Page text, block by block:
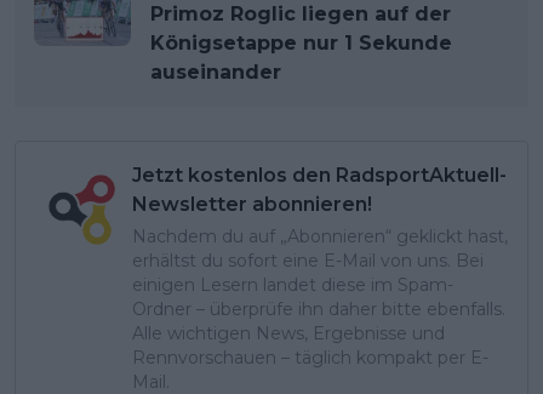
Primoz Roglic liegen auf der
Königsetappe nur 1 Sekunde
auseinander
Jetzt kostenlos den RadsportAktuell-
Newsletter abonnieren!
Nachdem du auf „Abonnieren“ geklickt hast,
erhältst du sofort eine E-Mail von uns. Bei
einigen Lesern landet diese im Spam-
Ordner – überprüfe ihn daher bitte ebenfalls.
Alle wichtigen News, Ergebnisse und
Rennvorschauen – täglich kompakt per E-
Mail.